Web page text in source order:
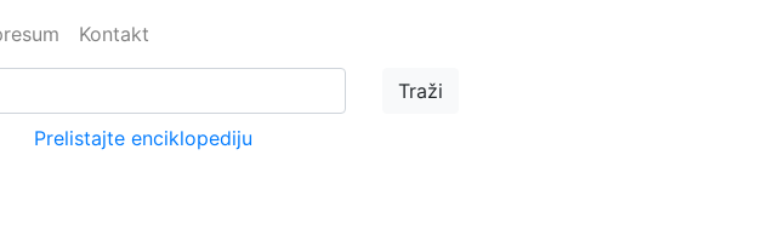
Kontakt
Prelistajte enciklopediju